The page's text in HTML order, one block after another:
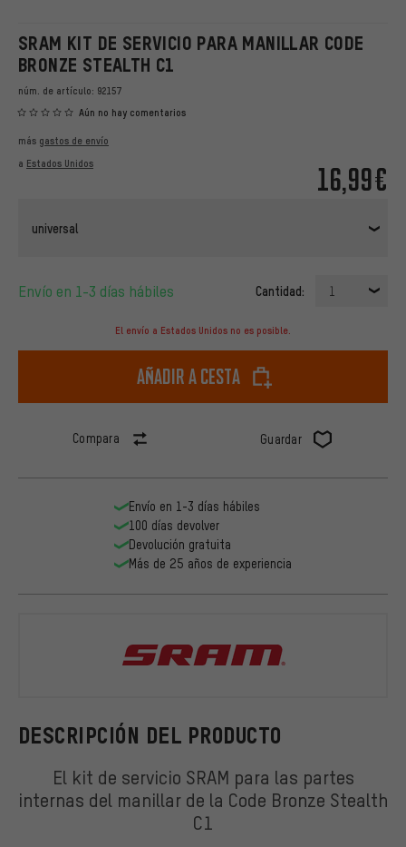
SRAM KIT DE SERVICIO PARA MANILLAR CODE
BRONZE STEALTH C1
núm. de artículo: 92157
Aún no hay comentarios
16,99€
más gastos de envío
a Estados Unidos
universal
Envío en 1-3 días hábiles Cantidad: 1
El envío a Estados Unidos no es posible.
Añadir a cesta
Compara Guardar
DESCRIPCIÓN DEL PRODUCTO
El kit de servicio SRAM para las partes
internas del manillar de la Code Bronze Stealth
C1
Envío en 1-3 días hábiles
100 días devolver
Devolución gratuita
Más de 25 años de experiencia
SRAM